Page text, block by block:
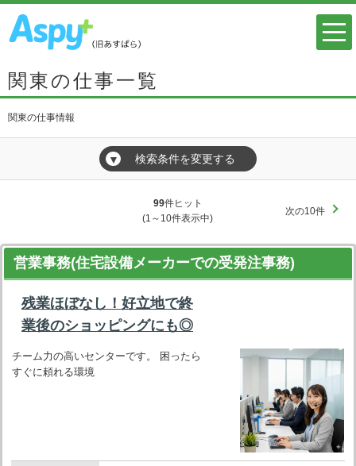
関東の仕事一覧
関東の仕事情報
▼ 検索条件を変更する
99件ヒット
(1～10件表示中)
次の10件
営業事務(住宅設備メーカーでの受発注事務)
残業ほぼなし！好立地で終
業後のショッピングにも◎
チーム力の高いセンターです。 困ったら
すぐに頼れる環境